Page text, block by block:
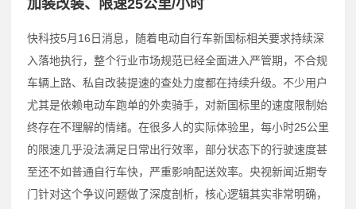
加装改装、限速25公里/小时
快科技5月16日消息，随着电动自行车新国标相关要求持续深
入落地执行，整个行业市场规范已经全面进入严管期，不合规
车辆上路、私自改装提速的查处力度都在持续升级。不少用户
尤其是依赖电动车跑单的外卖骑手，对新国标里的速度限制始
终存在不理解的情绪。在很多人的实际体验里，每小时25公里
的限速几乎没法满足日常出行效率，部分状态下的行驶速度甚
至还不如普通自行车快，严重影响配送效率。央视新闻近期专
门针对这个争议问题做了深度剖析，核心逻辑其实非常明确，